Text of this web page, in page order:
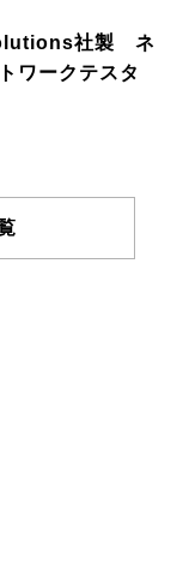
社製 ネ
ワークテスタ